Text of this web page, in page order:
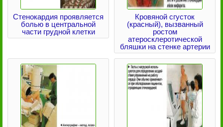
Стенокардия проявляется
болью в центральной
части грудной клетки
Кровяной сгусток
(красный), вызванный
ростом
атеросклеротической
бляшки на стенке артерии